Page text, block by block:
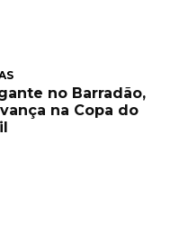
no Barradão,
na Copa do